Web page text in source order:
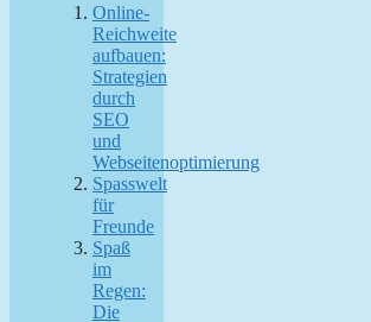
Online-
Reichweite
aufbauen:
Strategien
durch
SEO
und
Webseitenoptimierung
Spasswelt
für
Freunde
Spaß
im
Regen:
Die